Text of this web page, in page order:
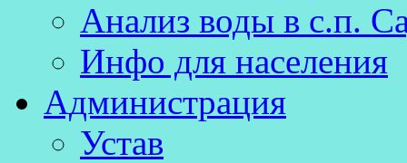
Анализ воды в с.п.
Инфо для населения
Администрация
Устав